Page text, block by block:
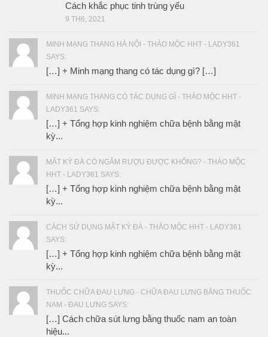
Cách khắc phục tinh trùng yếu
9 TH6, 2021
MINH MẠNG THANG HÀ NỘI - THẢO MỘC HHT - LADY361
SAYS:
[…] + Minh mạng thang có tác dụng gì? […]
MINH MẠNG THANG CÓ TÁC DỤNG GÌ - THẢO MỘC HHT -
LADY361 SAYS:
[…] + Tổng hợp kinh nghiệm chữa bệnh bằng mật
kỳ...
MẬT KỲ ĐÀ CÓ NGÂM RƯỢU ĐƯỢC KHÔNG? - THẢO MỘC
HHT - LADY361 SAYS:
[…] + Tổng hợp kinh nghiệm chữa bệnh bằng mật
kỳ...
CÁCH SỬ DỤNG MẬT KỲ ĐÀ - THẢO MỘC HHT - LADY361
SAYS:
[…] + Tổng hợp kinh nghiệm chữa bệnh bằng mật
kỳ...
THUỐC CHỮA ĐAU LƯNG - CHỮA ĐAU LƯNG BẰNG THUỐC
NAM - ĐAU LƯNG SAYS:
[…] Cách chữa sút lưng bằng thuốc nam an toàn
hiệu...